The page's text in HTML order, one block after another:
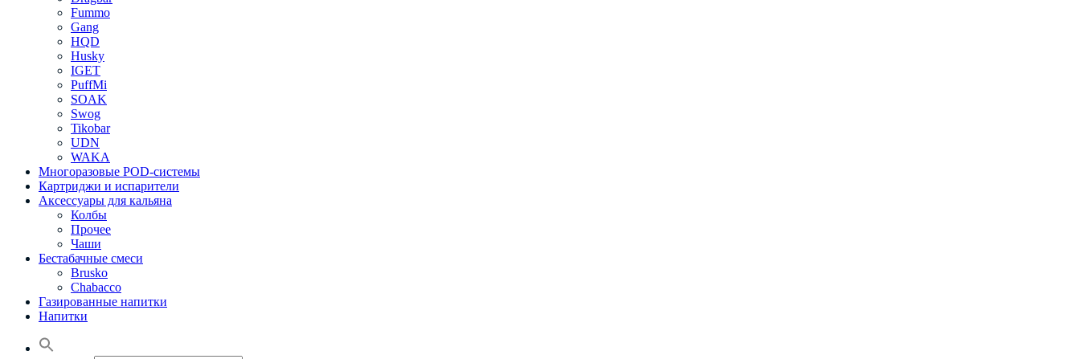
Fummo
Gang
HQD
Husky
IGET
PuffMi
SOAK
Swog
Tikobar
UDN
WAKA
Многоразовые POD-системы
Картриджи и испарители
Аксессуары для кальяна
Колбы
Прочее
Чаши
Бестабачные смеси
Brusko
Chabacco
Газированные напитки
Напитки